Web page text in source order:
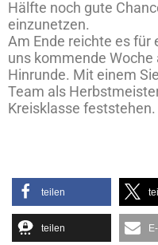
Hälfte noch gute
einzunetzen.
Am Ende reichte es für
uns kommende
Hinrunde. Mit einem
Team als
Kreisklasse feststehen.
teilen
teilen